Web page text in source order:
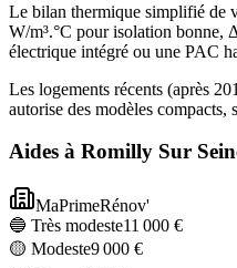
Le bilan thermique simplifié de
W/m³.°C pour isolation bonne,
électrique intégré ou une PAC
Les logements récents (après
autorise des modèles
Aides à Romilly Sur
MaPrimeRénov'
🔵 Très modeste11 000 €
🟡 Modeste9 000 €